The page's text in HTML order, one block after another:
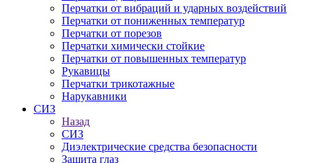
Перчатки от вибраций и ударных воздействий
Перчатки от пониженных температур
Перчатки от порезов
Перчатки химически стойкие
Перчатки от повышенных температур
Рукавицы
Перчатки трикотажные
Нарукавники
СИЗ
Назад
СИЗ
Диэлектрические средства безопасности
Защита глаз